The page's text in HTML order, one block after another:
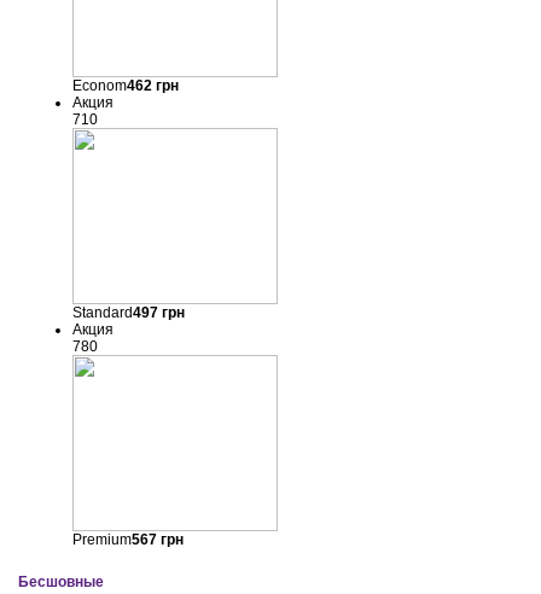
Econom462грн
Акция
710
Standard497грн
Акция
780
Premium567грн
Бесшовные